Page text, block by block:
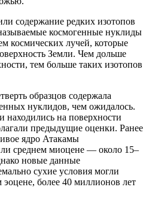
содержание редких изотопов
космогенные нуклиды
космических лучей, которые
Земли. Чем дольше
тем больше таких изотопов
образцов содержала
нуклидов, чем ожидалось.
находились на поверхности
предыдущие оценки. Ранее
ядро Атакамы
среднем миоцене — около 15–
новые данные
сухие условия могли
эоцене, более 40 миллионов лет